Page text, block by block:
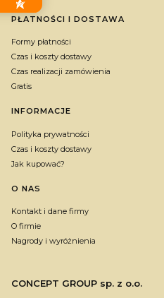
PŁATNOŚCI I DOSTAWA
Formy płatności
Czas i koszty dostawy
Czas realizacji zamówienia
Gratis
INFORMACJE
Polityka prywatności
Czas i koszty dostawy
Jak kupować?
O NAS
Kontakt i dane firmy
O firmie
Nagrody i wyróżnienia
CONCEPT GROUP sp. z o.o.